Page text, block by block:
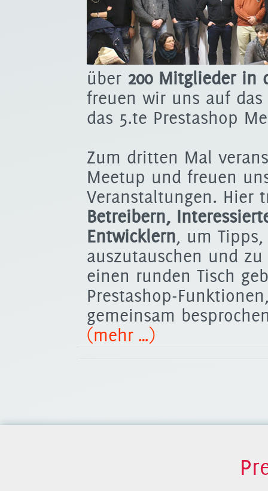
über 200 Mitglieder in
freuen wir uns auf das
das 5.te Prestashop
Zum dritten Mal
Meetup und freuen
Veranstaltungen.
Betreibern,
Entwicklern, um
auszutauschen und
einen runden Tisch
Prestashop-
gemeinsam
(mehr …)